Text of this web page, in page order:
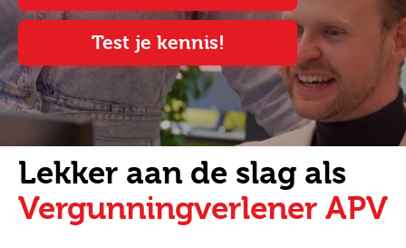
Test je kennis!
Lekker aan de slag als
Vergunningverlener APV